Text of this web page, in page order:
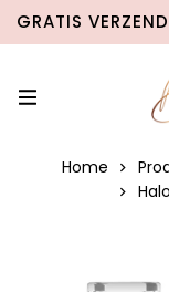
GRATIS
VANAF €100 IN
Home